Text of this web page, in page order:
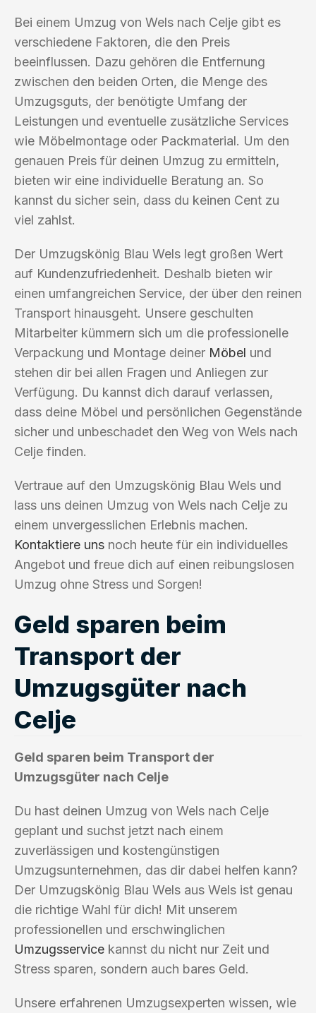
Bei einem Umzug von Wels nach Celje gibt es
verschiedene Faktoren, die den Preis
beeinflussen. Dazu gehören die Entfernung
zwischen den beiden Orten, die Menge des
Umzugsguts, der benötigte Umfang der
Leistungen und eventuelle zusätzliche Services
wie Möbelmontage oder Packmaterial. Um den
genauen Preis für deinen Umzug zu ermitteln,
bieten wir eine individuelle Beratung an. So
kannst du sicher sein, dass du keinen Cent zu
viel zahlst.
Der Umzugskönig Blau Wels legt großen Wert
auf Kundenzufriedenheit. Deshalb bieten wir
einen umfangreichen Service, der über den reinen
Transport hinausgeht. Unsere geschulten
Mitarbeiter kümmern sich um die professionelle
Verpackung und Montage deiner Möbel und
stehen dir bei allen Fragen und Anliegen zur
Verfügung. Du kannst dich darauf verlassen,
dass deine Möbel und persönlichen Gegenstände
sicher und unbeschadet den Weg von Wels nach
Celje finden.
Vertraue auf den Umzugskönig Blau Wels und
lass uns deinen Umzug von Wels nach Celje zu
einem unvergesslichen Erlebnis machen.
Kontaktiere uns noch heute für ein individuelles
Angebot und freue dich auf einen reibungslosen
Umzug ohne Stress und Sorgen!
Geld sparen beim
Transport der
Umzugsgüter nach
Celje
Geld sparen beim Transport der
Umzugsgüter nach Celje
Du hast deinen Umzug von Wels nach Celje
geplant und suchst jetzt nach einem
zuverlässigen und kostengünstigen
Umzugsunternehmen, das dir dabei helfen kann?
Der Umzugskönig Blau Wels aus Wels ist genau
die richtige Wahl für dich! Mit unserem
professionellen und erschwinglichen
Umzugsservice kannst du nicht nur Zeit und
Stress sparen, sondern auch bares Geld.
Unsere erfahrenen Umzugsexperten wissen, wie